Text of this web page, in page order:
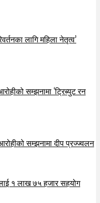
लागि महिला नेतृत्व’
सम्झनामा ‘ट्रिब्युट रन
सम्झनामा दीप प्रज्ज्वलन
१ लाख ७५ हजार सहयोग